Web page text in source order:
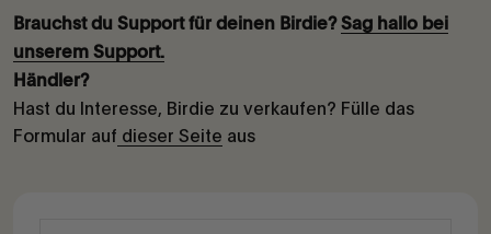
Brauchst du Support für deinen Birdie?Sag hallo bei
unserem Support.
Händler?
Hast du Interesse, Birdie zu verkaufen? Fülle das
Formular auf dieser Seite aus